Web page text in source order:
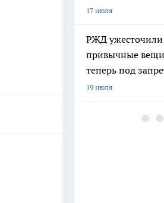
17 июля
РЖД ужесточили
привычные вещи
теперь под
19 июля
Климатический